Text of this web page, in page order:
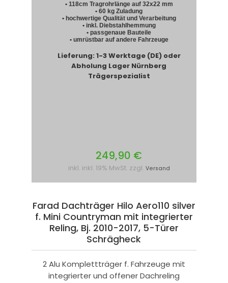
• 118cm Tragrohrlänge auf 32x22 mm
• 60 kg Zuladung
• hochwertige Qualität und Verarbeitung
• inkl. Diebstahlhemmung
• passgenaue Bauteile
• umrüstbar auf andere Fahrzeuge
Lieferung: 1-3 Werktage (DE) oder
Abholung Lager Nürnberg
Trägerspezialist
249,90 €
inkl. inkl. 19% MwSt. zzgl. Versand
Farad Dachträger Hilo Aero110 silver
f. Mini Countryman mit integrierter
Reling, Bj. 2010-2017, 5-Türer
Schrägheck
2 Alu Komplettträger f. Fahrzeuge mit
integrierter und offener Dachreling